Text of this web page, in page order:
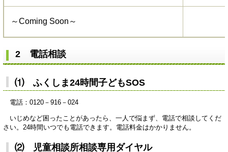
～Coming Soon～
2 電話相談
⑴ ふくしま24時間子どもSOS
電話：0120－916－024
いじめなど困ったことがあったら、一人で悩まず、電話で相談してくだ
さい。24時間いつでも電話できます。電話料金はかかりません。
⑵ 児童相談所相談専用ダイヤル